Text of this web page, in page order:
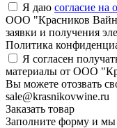
Я даю согласие на
ООО "Красников
заявки и получения
Политика
Я согласен
материалы от ООО
Вы можете отозвать
sale@krasnikovwine.ru
Заказать товар
Заполните форму и мы